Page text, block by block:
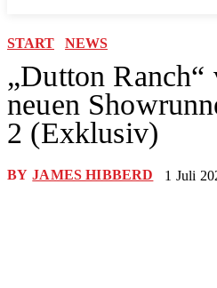
START NEWS
„Dutton
neuen
2 (Exklusiv)
BY JAMES HIBBERD 1 Juli